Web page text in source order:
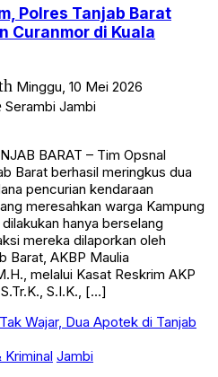
Polres Tanjab Barat
Curanmor di Kuala
Minggu, 10 Mei 2026
Serambi Jambi
BARAT – Tim Opsnal
Barat berhasil meringkus dua
pencurian kendaraan
meresahkan warga Kampung
hanya berselang
mereka dilaporkan oleh
Barat, AKBP Maulia
melalui Kasat Reskrim AKP
S.I.K., […]
Kriminal Jambi